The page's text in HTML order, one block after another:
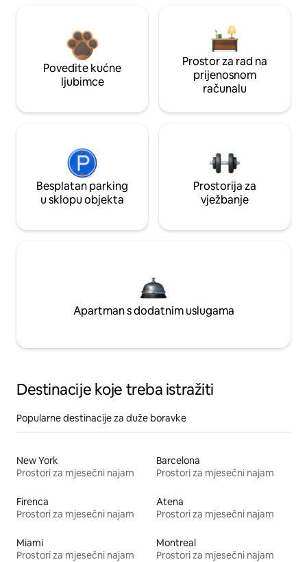
Povedite kućne
ljubimce
Prostor za rad na
prijenosnom
računalu
Besplatan parking
u sklopu objekta
Prostorija za
vježbanje
Apartman s dodatnim uslugama
Destinacije koje treba istražiti
Popularne destinacije za duže boravke
New York
Prostori za mjesečni najam
Barcelona
Prostori za mjesečni najam
Firenca
Prostori za mjesečni najam
Atena
Prostori za mjesečni najam
Miami
Prostori za mjesečni najam
Montreal
Prostori za mjesečni najam